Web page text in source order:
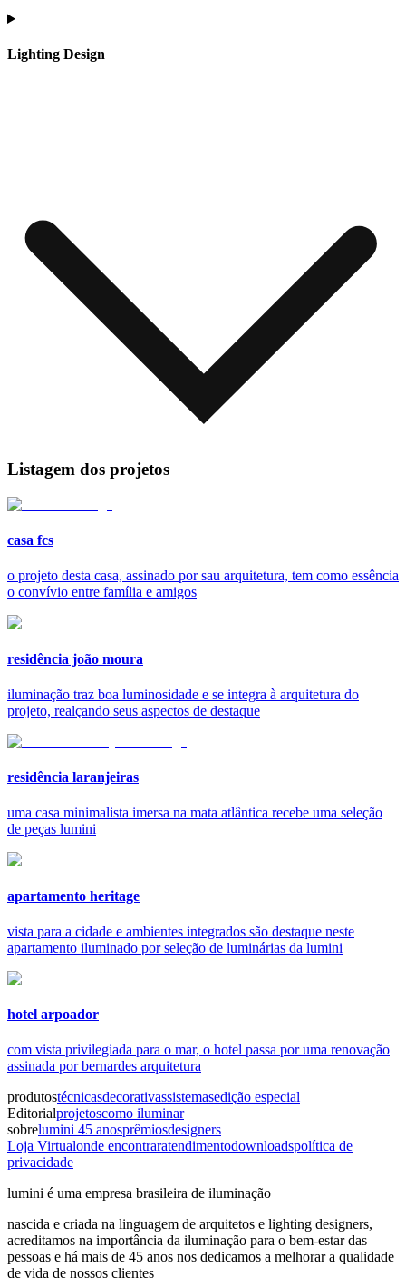
Lighting Design
Listagem dos projetos
casa fcs
o projeto desta casa, assinado por sau arquitetura, tem como essência
o convívio entre família e amigos
residência joão moura
iluminação traz boa luminosidade e se integra à arquitetura do
projeto, realçando seus aspectos de destaque
residência laranjeiras
uma casa minimalista imersa na mata atlântica recebe uma seleção
de peças lumini
apartamento heritage
vista para a cidade e ambientes integrados são destaque neste
apartamento iluminado por seleção de luminárias da lumini
hotel arpoador
com vista privilegiada para o mar, o hotel passa por uma renovação
assinada por bernardes arquitetura
produtostécnicasdecorativassistemasedição especial
Editorialprojetoscomo iluminar
sobrelumini 45 anosprêmiosdesigners
Loja Virtualonde encontraratendimentodownloadspolítica de
privacidade
lumini é uma empresa brasileira de iluminação
nascida e criada na linguagem de arquitetos e lighting designers,
acreditamos na importância da iluminação para o bem-estar das
pessoas e há mais de 45 anos nos dedicamos a melhorar a qualidade
de vida de nossos clientes